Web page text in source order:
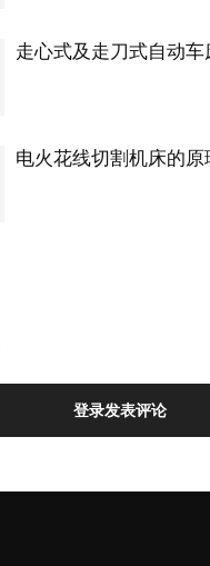
走心式及走刀式自动车
电火花线切割机床的原
登录发表评论